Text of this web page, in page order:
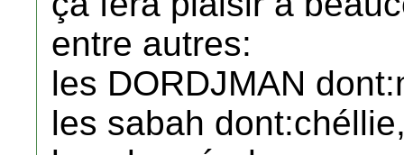
entre autres:
les DORDJMAN
les sabah